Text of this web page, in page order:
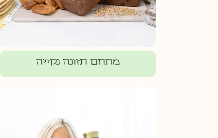
מתחם תזונה נקייה